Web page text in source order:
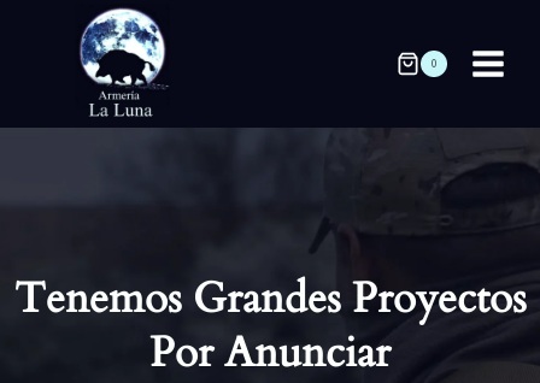
contenido
0
Tenemos Grandes Proyectos
Por Anunciar